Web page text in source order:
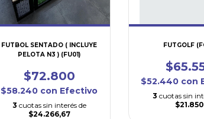
FUTBOL SENTADO ( INCLUYE
PELOTA N3 ) (FU01)
$72.800
$58.240 con Efectivo
3 cuotas sin interés de
$24.266,67
FUTGOLF
$52.440 con
3 cuotas sin
$21.850